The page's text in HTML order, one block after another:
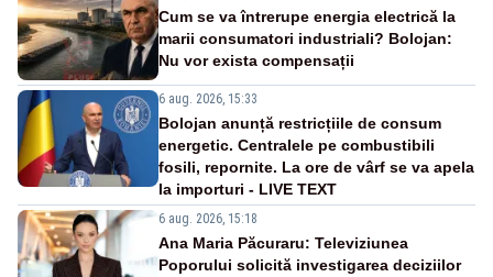
Cum se va întrerupe energia electrică la
marii consumatori industriali? Bolojan:
Nu vor exista compensații
6 aug. 2026, 15:33
Bolojan anunță restricțiile de consum
energetic. Centralele pe combustibili
fosili, repornite. La ore de vârf se va apela
la importuri - LIVE TEXT
6 aug. 2026, 15:18
Ana Maria Păcuraru: Televiziunea
Poporului solicită investigarea deciziilor